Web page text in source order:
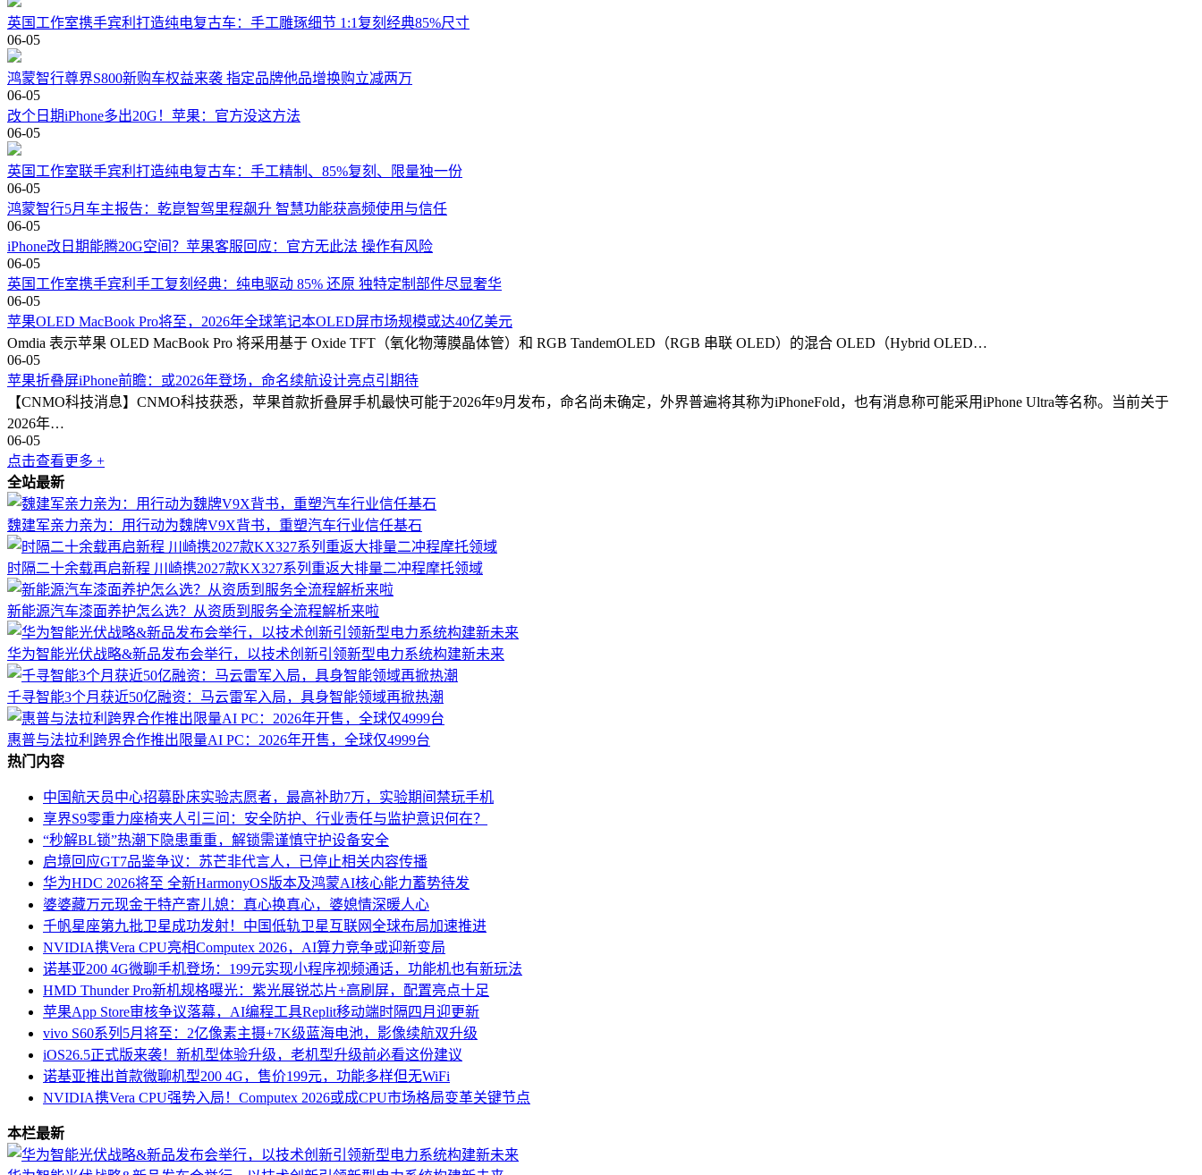
英国工作室携手宾利打造纯电复古车：手工雕琢细节 1:1复刻经典85%尺寸
06-05
鸿蒙智行尊界S800新购车权益来袭 指定品牌他品增换购立减两万
06-05
改个日期iPhone多出20G！苹果：官方没这方法
06-05
英国工作室联手宾利打造纯电复古车：手工精制、85%复刻、限量独一份
06-05
鸿蒙智行5月车主报告：乾崑智驾里程飙升 智慧功能获高频使用与信任
06-05
iPhone改日期能腾20G空间？苹果客服回应：官方无此法 操作有风险
06-05
英国工作室携手宾利手工复刻经典：纯电驱动 85% 还原 独特定制部件尽显奢华
06-05
苹果OLED MacBook Pro将至，2026年全球笔记本OLED屏市场规模或达40亿美元
Omdia 表示苹果 OLED MacBook Pro 将采用基于 Oxide TFT（氧化物薄膜晶体管）和 RGB TandemOLED（RGB 串联 OLED）的混合 OLED（Hybrid OLED…
06-05
苹果折叠屏iPhone前瞻：或2026年登场，命名续航设计亮点引期待
【CNMO科技消息】CNMO科技获悉，苹果首款折叠屏手机最快可能于2026年9月发布，命名尚未确定，外界普遍将其称为iPhoneFold，也有消息称可能采用iPhone Ultra等名称。当前关于
2026年…
06-05
点击查看更多 +
全站最新
魏建军亲力亲为：用行动为魏牌V9X背书，重塑汽车行业信任基石
时隔二十余载再启新程 川崎携2027款KX327系列重返大排量二冲程摩托领域
新能源汽车漆面养护怎么选？从资质到服务全流程解析来啦
华为智能光伏战略&新品发布会举行，以技术创新引领新型电力系统构建新未来
千寻智能3个月获近50亿融资：马云雷军入局，具身智能领域再掀热潮
惠普与法拉利跨界合作推出限量AI PC：2026年开售，全球仅4999台
热门内容
中国航天员中心招募卧床实验志愿者，最高补助7万，实验期间禁玩手机
享界S9零重力座椅夹人引三问：安全防护、行业责任与监护意识何在？
“秒解BL锁”热潮下隐患重重，解锁需谨慎守护设备安全
启境回应GT7品鉴争议：苏芒非代言人，已停止相关内容传播
华为HDC 2026将至 全新HarmonyOS版本及鸿蒙AI核心能力蓄势待发
婆婆藏万元现金于特产寄儿媳：真心换真心，婆媳情深暖人心
千帆星座第九批卫星成功发射！中国低轨卫星互联网全球布局加速推进
NVIDIA携Vera CPU亮相Computex 2026，AI算力竞争或迎新变局
诺基亚200 4G微聊手机登场：199元实现小程序视频通话，功能机也有新玩法
HMD Thunder Pro新机规格曝光：紫光展锐芯片+高刷屏，配置亮点十足
苹果App Store审核争议落幕，AI编程工具Replit移动端时隔四月迎更新
vivo S60系列5月将至：2亿像素主摄+7K级蓝海电池，影像续航双升级
iOS26.5正式版来袭！新机型体验升级，老机型升级前必看这份建议
诺基亚推出首款微聊机型200 4G，售价199元，功能多样但无WiFi
NVIDIA携Vera CPU强势入局！Computex 2026或成CPU市场格局变革关键节点
本栏最新